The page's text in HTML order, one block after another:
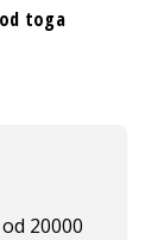
toga
20000